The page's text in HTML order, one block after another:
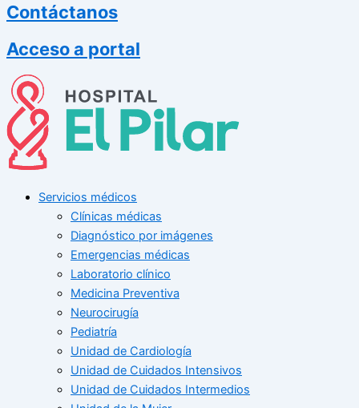
Contáctanos
Acceso a portal
Servicios médicos
Clínicas médicas
Diagnóstico por imágenes
Emergencias médicas
Laboratorio clínico
Medicina Preventiva
Neurocirugía
Pediatría
Unidad de Cardiología
Unidad de Cuidados Intensivos
Unidad de Cuidados Intermedios